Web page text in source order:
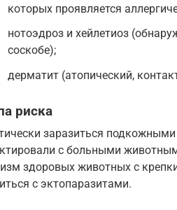
которых проявляется
нотоэдроз и хейлетиоз
соскобе);
дерматит (атопический,
риска
заразиться
с больными
здоровых животных с
с эктопаразитами.